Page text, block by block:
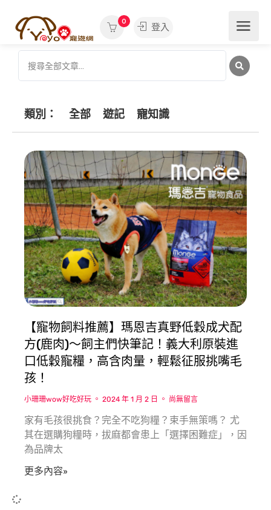
0
登入
類別： 全部 遊記 寵知識
【寵物飼料推薦】瑪恩吉真野低穀成犬配
方(鹿肉)〜飼主們快筆記！義大利原裝進
口低穀寵糧，高含肉量，輕鬆征服挑嘴毛
孩！
小珊珊wow好吃好玩 2024 年 1 月 2 日 尚無留言
家有毛孩很挑食？完全不吃狗糧？束手無策嗎？ 尤
其在選購狗糧時，拔麻都會患上「選擇困難症」，因
為品牌太
更多內容»